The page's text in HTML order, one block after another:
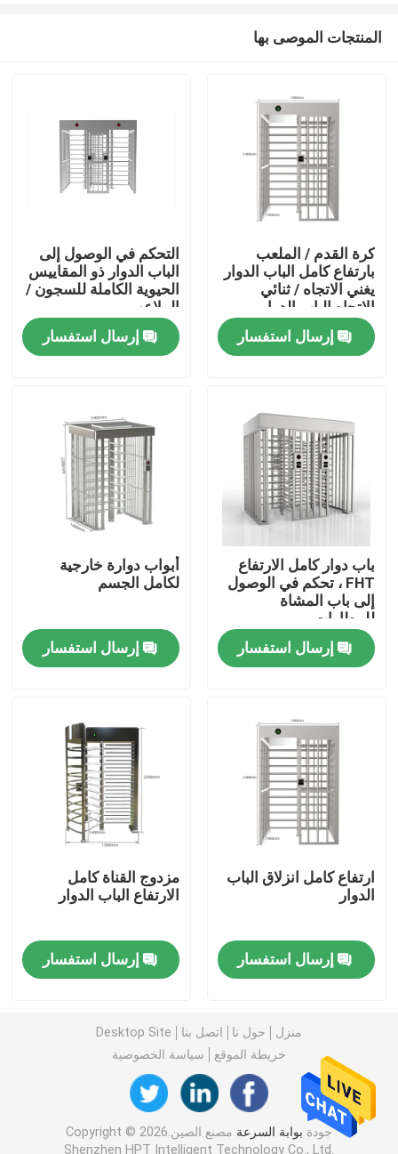
المنتجات
أشرطة فيديو
جولة في المعمل
ضبط الجودة
اتصل بنا
أخبار
طلب اقتباس
بوابة السرعة
ترايبود الباب الدوار
ارتفاع كامل الباب الدوار
محطة القطار الباب الدوار
الباب الدوار البصري
المنتجات الموصى بها
كرة القدم / الملعب
بارتفاع كامل الباب الدوار
يغني الاتجاه / ثنائي
الاتجاه الباب الدوار
إرسال استفسار
التحكم في الوصول إلى
الباب الدوار ذو المقاييس
الحيوية الكاملة للسجون /
الملاعب
إرسال استفسار
باب دوار كامل الارتفاع
FHT ، تحكم في الوصول
إلى باب المشاة
للمطارات
إرسال استفسار
أبواب دوارة خارجية
لكامل الجسم
إرسال استفسار
ارتفاع كامل انزلاق الباب
الدوار
إرسال استفسار
مزدوج القناة كامل
الارتفاع الباب الدوار
إرسال استفسار
منزل حول نا اتصل بنا
Desktop Site
خريطة الموقع
سياسة الخصوصية
جودة بوابة السرعة
مصنع الصين.Copyright © 2026
Shenzhen HPT Intelligent Technology Co., Ltd.